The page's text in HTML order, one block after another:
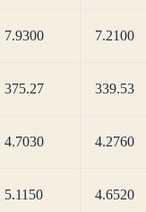
7.9300 7.2100
375.27 339.53
4.7030 4.2760
5.1150 4.6520